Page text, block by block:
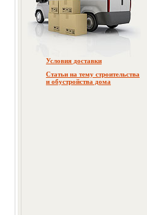
Условия доставки
Статьи на тему строительства
и обустройства дома